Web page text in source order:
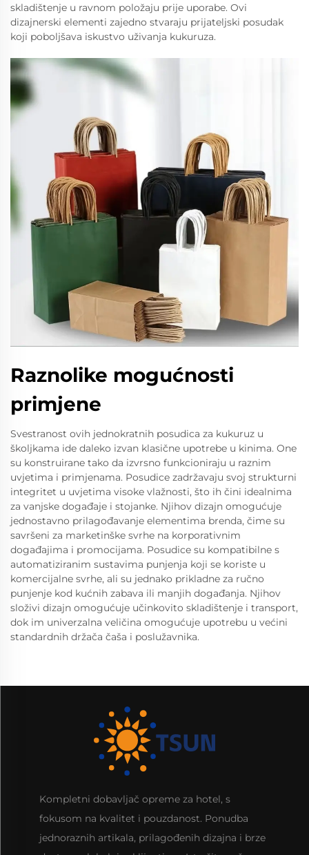
skladištenje u ravnom položaju prije uporabe. Ovi
dizajnerski elementi zajedno stvaraju prijateljski posudak
koji poboljšava iskustvo uživanja kukuruza.
Raznolike mogućnosti
primjene
Svestranost ovih jednokratnih posudica za kukuruz u
školjkama ide daleko izvan klasične upotrebe u kinima. One
su konstruirane tako da izvrsno funkcioniraju u raznim
uvjetima i primjenama. Posudice zadržavaju svoj strukturni
integritet u uvjetima visoke vlažnosti, što ih čini idealnima
za vanjske događaje i stojanke. Njihov dizajn omogućuje
jednostavno prilagođavanje elementima brenda, čime su
savršeni za marketinške svrhe na korporativnim
događajima i promocijama. Posudice su kompatibilne s
automatiziranim sustavima punjenja koji se koriste u
komercijalne svrhe, ali su jednako prikladne za ručno
punjenje kod kućnih zabava ili manjih događanja. Njihov
složivi dizajn omogućuje učinkovito skladištenje i transport,
dok im univerzalna veličina omogućuje upotrebu u većini
standardnih držača čaša i poslužavnika.
Kompletni dobavljač opreme za hotel, s
fokusom na kvalitet i pouzdanost. Ponudba
jednoraznih artikala, prilagođenih dizajna i brze